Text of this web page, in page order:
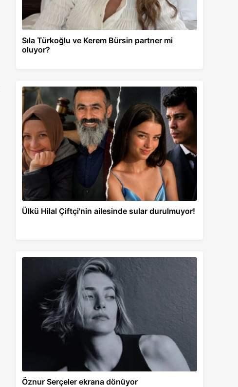
Sıla Türkoğlu ve Kerem Bürsin partner mi
oluyor?
Ülkü Hilal Çiftçi'nin ailesinde sular durulmuyor!
Öznur Serçeler ekrana dönüyor